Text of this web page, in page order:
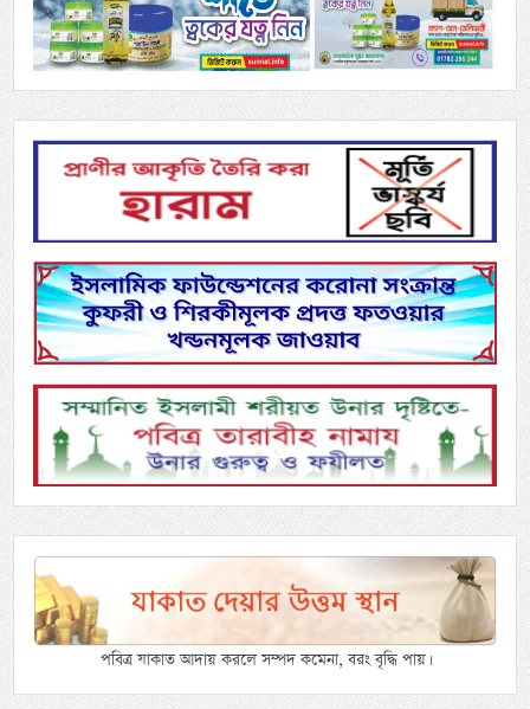
পবিত্র যাকাত আদায় করলে সম্পদ কমেনা, বরং বৃদ্ধি পায়।